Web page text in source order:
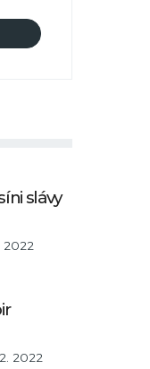
slávy
2022
2022